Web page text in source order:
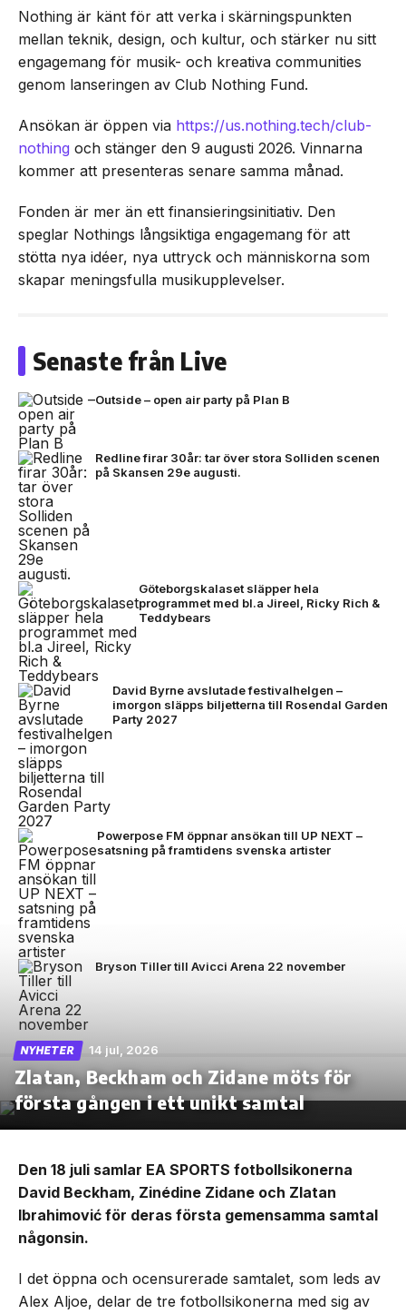
Nothing är känt för att verka i skärningspunkten
mellan teknik, design, och kultur, och stärker nu sitt
engagemang för musik- och kreativa communities
genom lanseringen av Club Nothing Fund.
Ansökan är öppen via https://us.nothing.tech/club-
nothing och stänger den 9 augusti 2026. Vinnarna
kommer att presenteras senare samma månad.
Fonden är mer än ett finansieringsinitiativ. Den
speglar Nothings långsiktiga engagemang för att
stötta nya idéer, nya uttryck och människorna som
skapar meningsfulla musikupplevelser.
Senaste från Live
Outside – open air party på Plan B
Redline firar 30år: tar över stora Solliden scenen
på Skansen 29e augusti.
Göteborgskalaset släpper hela
programmet med bl.a Jireel, Ricky Rich &
Teddybears
David Byrne avslutade festivalhelgen –
imorgon släpps biljetterna till Rosendal Garden
Party 2027
Powerpose FM öppnar ansökan till UP NEXT –
satsning på framtidens svenska artister
Bryson Tiller till Avicci Arena 22 november
NYHETER 14 jul, 2026
Zlatan, Beckham och Zidane möts för
första gången i ett unikt samtal
Den 18 juli samlar EA SPORTS fotbollsikonerna
David Beckham, Zinédine Zidane och Zlatan
Ibrahimović för deras första gemensamma samtal
någonsin.
I det öppna och ocensurerade samtalet, som leds av
Alex Aljoe, delar de tre fotbollsikonerna med sig av